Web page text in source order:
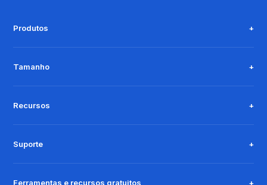
Produtos
Tamanho
Recursos
Suporte
Ferramentas e recursos gratuitos